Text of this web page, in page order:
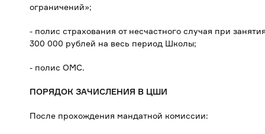
ограничений»;
- полис страхования от несчастного случая при
300 000 рублей на весь период Школы;
- полис ОМС.
ПОРЯДОК ЗАЧИСЛЕНИЯ В ЦШИ
После прохождения мандатной комиссии: